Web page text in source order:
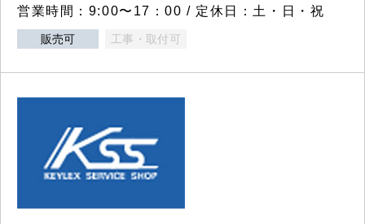
営業時間：9:00〜17：00 / 定休日：土・日・祝
販売可 工事・取付可